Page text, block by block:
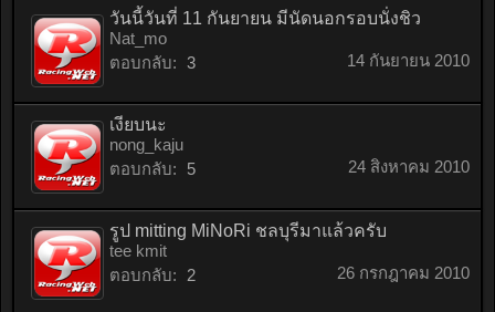
วันนี้วันที่ 11 กันยายน มีนัดนอกรอบนั่งชิว
Nat_mo
ตอบกลับ: 3 14 กันยายน 2010
เงียบนะ
nong_kaju
ตอบกลับ:
5 24 สิงหาคม 2010
รูป mitting MiNoRi ชลบุรีมาแล้วครับ
tee kmit
ตอบกลับ:
2 26 กรกฎาคม 2010